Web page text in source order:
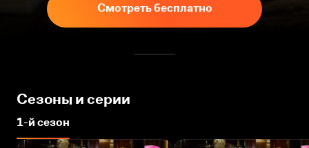
Смотреть бесплатно
Сезоны и серии
1-й сезон